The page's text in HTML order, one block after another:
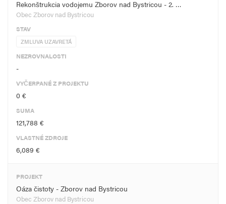
Rekonštrukcia vodojemu Zborov nad Bystricou - 2. …
Obec Zborov nad Bystricou
STAV
ZMLUVA UZAVRETÁ
NEZROVNALOSTI
-
VYČERPANÉ Z PROJEKTU
0 €
SUMA
121,788 €
VLASTNÉ ZDROJE
6,089 €
PROJEKT
Oáza čistoty - Zborov nad Bystricou
Obec Zborov nad Bystricou